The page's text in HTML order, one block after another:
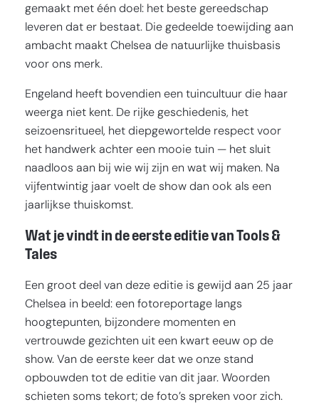
gemaakt met één doel: het beste gereedschap
leveren dat er bestaat. Die gedeelde toewijding aan
ambacht maakt Chelsea de natuurlijke thuisbasis
voor ons merk.
Engeland heeft bovendien een tuincultuur die haar
weerga niet kent. De rijke geschiedenis, het
seizoensritueel, het diepgewortelde respect voor
het handwerk achter een mooie tuin — het sluit
naadloos aan bij wie wij zijn en wat wij maken. Na
vijfentwintig jaar voelt de show dan ook als een
jaarlijkse thuiskomst.
Wat je vindt in de eerste editie van Tools &
Tales
Een groot deel van deze editie is gewijd aan 25 jaar
Chelsea in beeld: een fotoreportage langs
hoogtepunten, bijzondere momenten en
vertrouwde gezichten uit een kwart eeuw op de
show. Van de eerste keer dat we onze stand
opbouwden tot de editie van dit jaar. Woorden
schieten soms tekort; de foto’s spreken voor zich.